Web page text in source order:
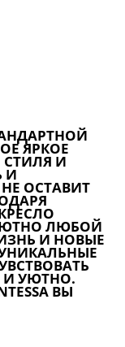
ЯРКОЕ
И
И
ОСТАВИТ
ЛЮБОЙ
И НОВЫЕ
УЮТНО.
ВЫ